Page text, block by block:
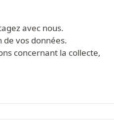
avec nous.
vos données.
concernant la collecte,